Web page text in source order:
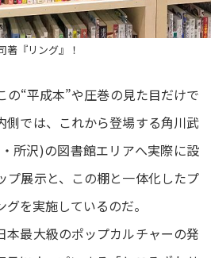
著『リング』！
“平成本”や圧巻の見た目だけで
側では、これから登場する角川武
所沢)の図書館エリアへ実際に設
プ展示と、この棚と一体化したプ
を実施しているのだ。
最大級のポップカルチャーの発